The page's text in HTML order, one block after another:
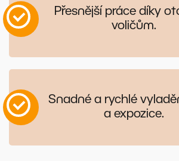
Přesnější práce díky
voličům.
Snadné a rychlé
a expozice.